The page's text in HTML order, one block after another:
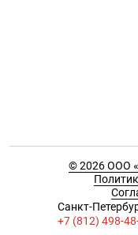
© 2026 ООО
Cанкт-
+7 (812) 498-